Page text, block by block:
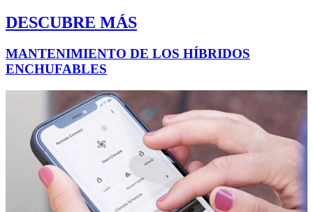
DESCUBRE MÁS
MANTENIMIENTO DE LOS HÍBRIDOS
ENCHUFABLES